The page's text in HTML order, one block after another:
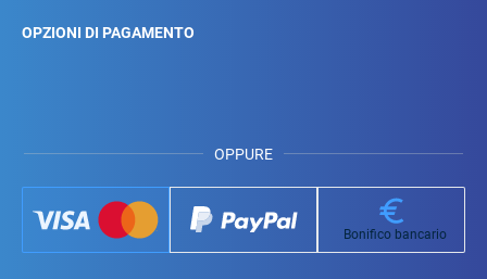
OPPURE
OPZIONI DI PAGAMENTO
Bonifico bancario